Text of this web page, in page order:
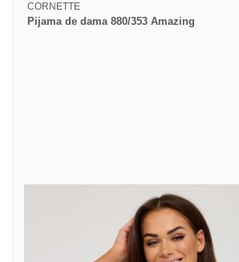
CORNETTE
Pijama de dama 880/353 Amazing